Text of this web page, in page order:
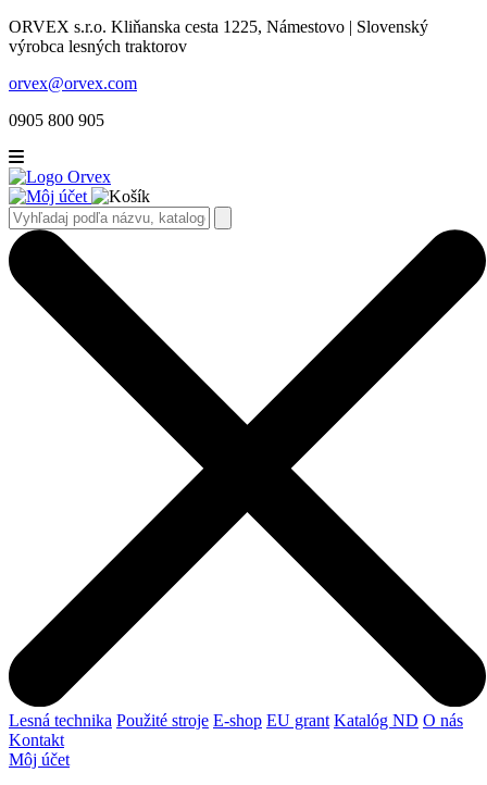
ORVEX s.r.o. Kliňanska cesta 1225, Námestovo | Slovenský
výrobca lesných traktorov
orvex@orvex.com
0905 800 905
Lesná technika Použité stroje E-shop EU grant Katalóg ND O nás
Kontakt
Môj účet